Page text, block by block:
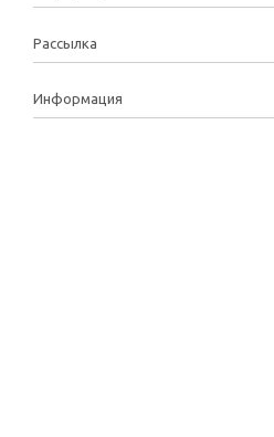
Рассылка
Информация